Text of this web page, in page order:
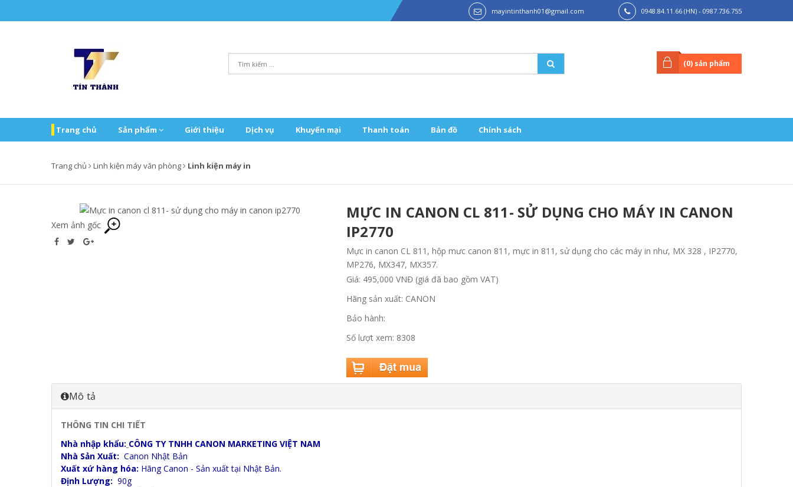
mayintinthanh01@gmail.com 0948.84.11.66 (HN) - 0987.736.755
(0) sản phẩm
Trang chủ Sản phẩm Giới thiệu Dịch vụ Khuyến mại Thanh toán Bản đồ Chính sách
Trang chủ Linh kiện máy văn phòng Linh kiện máy in
Xem ảnh gốc
MỰC IN CANON CL 811- SỬ DỤNG CHO MÁY IN CANON
IP2770
Mực in canon CL 811, hộp mưc canon 811, mực in 811, sử dụng cho các máy in như, MX 328 , IP2770,
MP276, MX347, MX357.
Giá: 495,000 VNĐ (giá đã bao gồm VAT)
Hãng sản xuất: CANON
Bảo hành:
Số lượt xem: 8308
Mô tả
THÔNG TIN CHI TIẾT
Nhà nhập khẩu: CÔNG TY TNHH CANON MARKETING VIỆT NAM
Nhà Sản Xuất: Canon Nhật Bản
Xuất xứ hàng hóa: Hãng Canon - Sản xuất tại Nhật Bản.
Định Lượng: 90g